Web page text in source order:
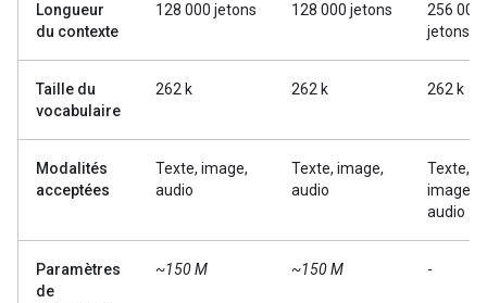
Longueur
du contexte
128 000 jetons 128 000 jetons
256 000
jetons
Taille du
vocabulaire
262 k 262 k 262 k
Modalités
acceptées
Texte, image,
audio
Texte, image,
audio
Texte,
image,
audio
Paramètres
de
~150 M ~150 M -